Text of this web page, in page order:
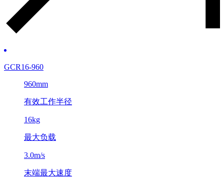
GCR16-960
960mm
有效工作半径
16kg
最大负载
3.0m/s
末端最大速度